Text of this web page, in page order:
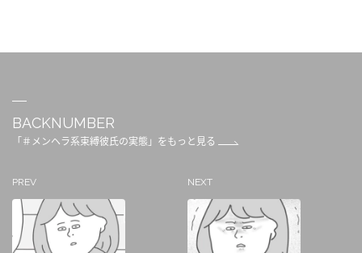
BACKNUMBER
「＃メンヘラ系束縛彼氏の実態」をもっと見る
PREV NEXT